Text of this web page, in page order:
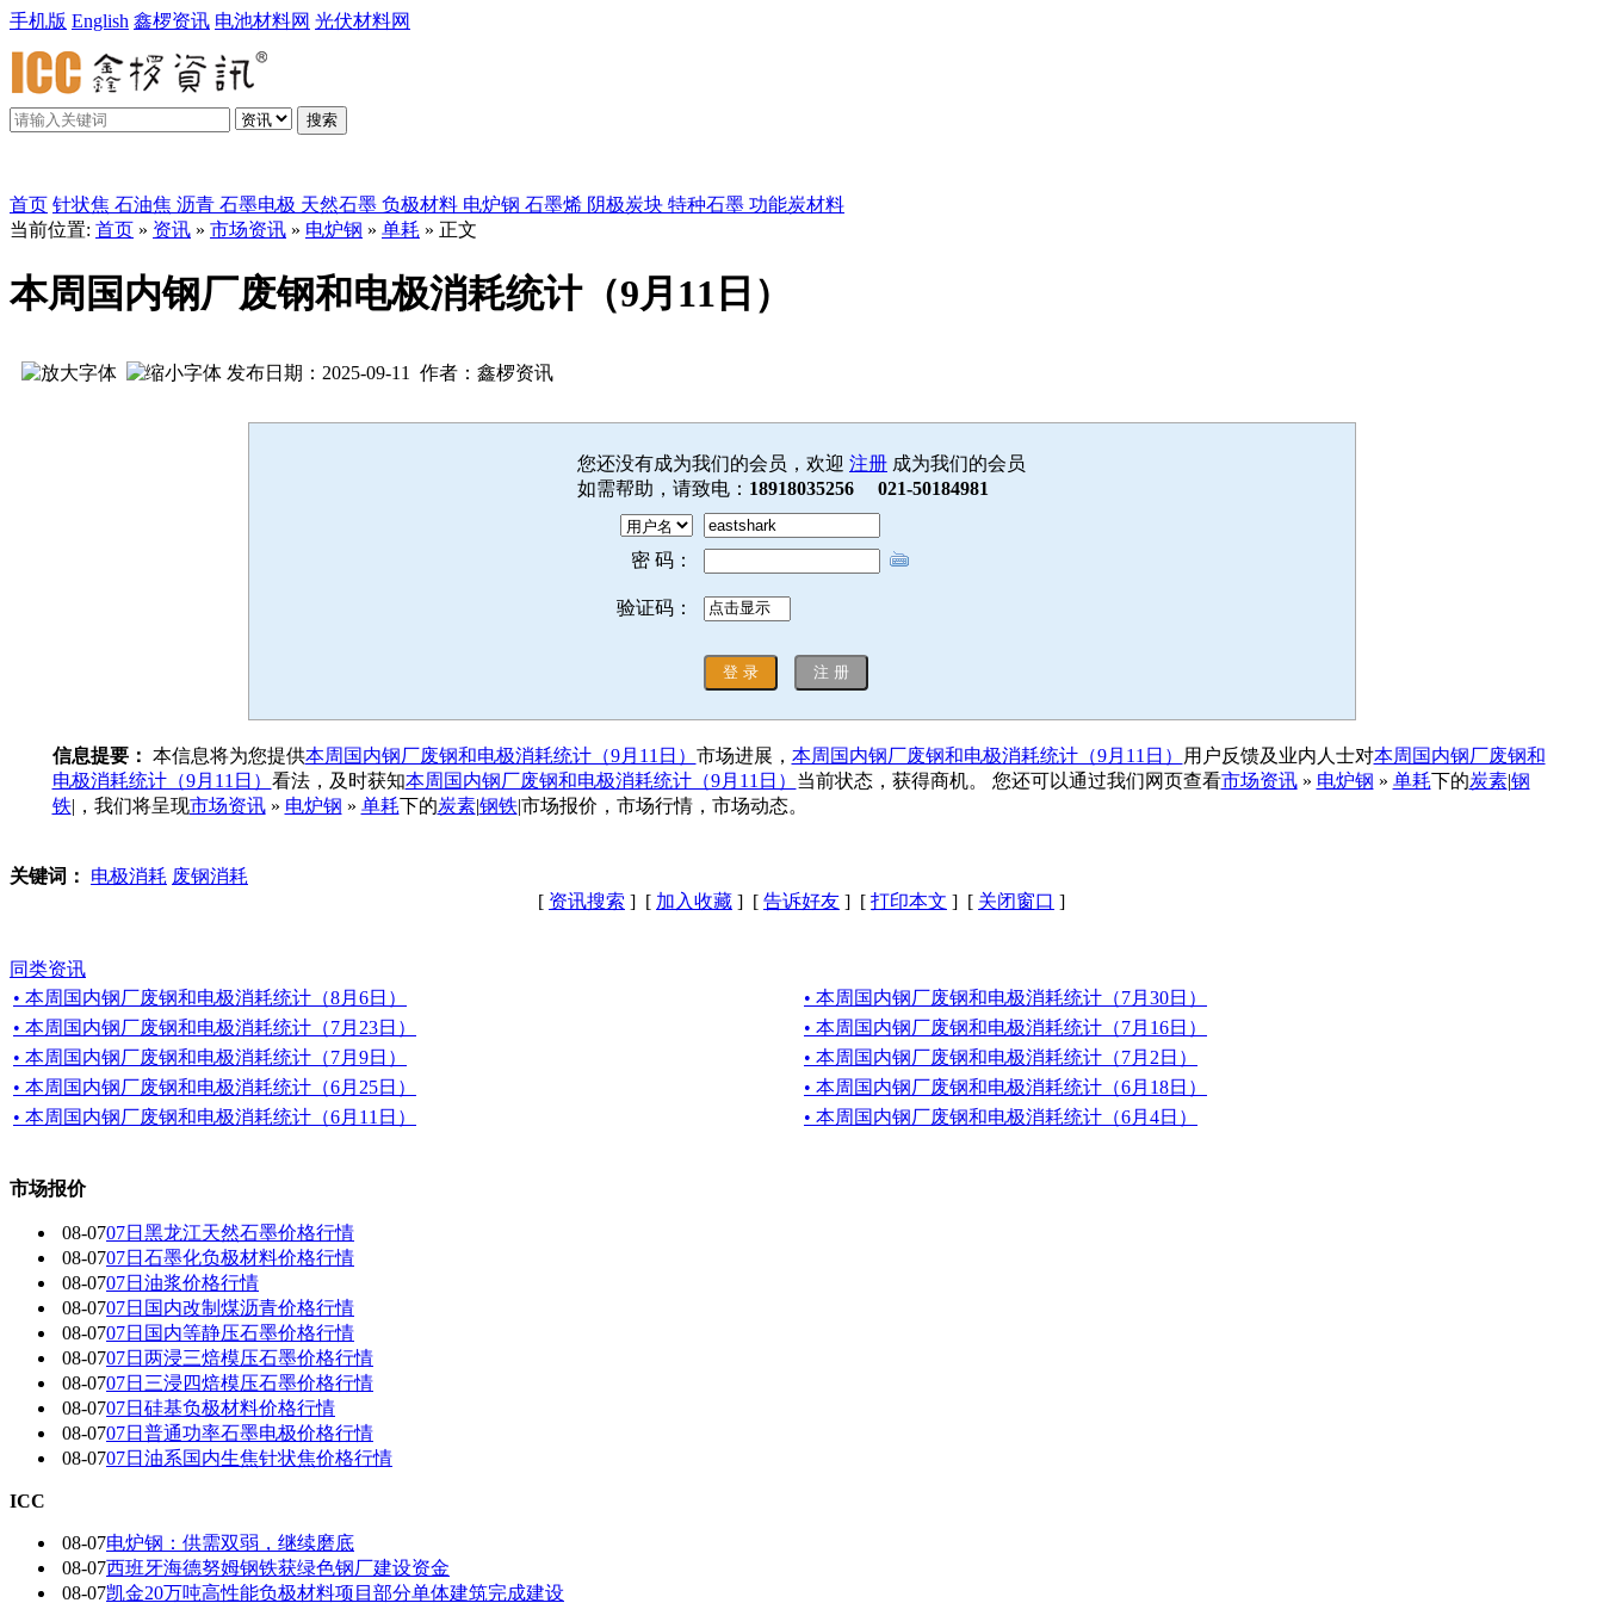
手机版 English 鑫椤资讯 电池材料网 光伏材料网
搜索
首页 针状焦 石油焦 沥青 石墨电极 天然石墨 负极材料 电炉钢 石墨烯 阴极炭块 特种石墨 功能炭材料
当前位置: 首页 » 资讯 » 市场资讯 » 电炉钢 » 单耗 » 正文
本周国内钢厂废钢和电极消耗统计（9月11日）
发布日期：2025-09-11 作者：鑫椤资讯
您还没有成为我们的会员，欢迎 注册 成为我们的会员
如需帮助，请致电： 18918035256 021-50184981
密 码：
验证码：
信息提要： 本信息将为您提供本周国内钢厂废钢和电极消耗统计（9月11日） 市场进展， 本周国内钢厂废钢和电极消耗统计（9月11日） 用户反馈及业内人士对本周国内钢厂废钢和
电极消耗统计（9月11日） 看法，及时获知本周国内钢厂废钢和电极消耗统计（9月11日） 当前状态，获得商机。 您还可以通过我们网页查看市场资讯» 电炉钢 » 单耗下的炭素|钢
铁|，我们将呈现市场资讯» 电炉钢 » 单耗下的炭素|钢铁|市场报价，市场行情，市场动态。
关键词： 电极消耗 废钢消耗
[ 资讯搜索 ] [ 加入收藏 ] [ 告诉好友 ] [ 打印本文 ] [ 关闭窗口 ]
同类资讯
• 本周国内钢厂废钢和电极消耗统计（8月6日）
• 本周国内钢厂废钢和电极消耗统计（7月30日）
• 本周国内钢厂废钢和电极消耗统计（7月23日）
• 本周国内钢厂废钢和电极消耗统计（7月16日）
• 本周国内钢厂废钢和电极消耗统计（7月9日）
• 本周国内钢厂废钢和电极消耗统计（7月2日）
• 本周国内钢厂废钢和电极消耗统计（6月25日）
• 本周国内钢厂废钢和电极消耗统计（6月18日）
• 本周国内钢厂废钢和电极消耗统计（6月11日）
• 本周国内钢厂废钢和电极消耗统计（6月4日）
市场报价
08-0707日黑龙江天然石墨价格行情
08-0707日石墨化负极材料价格行情
08-0707日油浆价格行情
08-0707日国内改制煤沥青价格行情
08-0707日国内 等静压石墨价格行情
08-0707日两浸三焙模压石墨价格行情
08-0707日三浸四焙模压石墨价格行情
08-0707日硅基负极材料价格行情
08-0707日普通功率石墨电极价格行情
08-0707日油系国内生焦针状焦价格行情
ICC
08-07电炉钢：供需双弱，继续磨底
08-07西班牙海德努姆钢铁获绿色钢厂建设资金
08-07凯金20万吨高性能负极材料项目部分单体建筑完成建设